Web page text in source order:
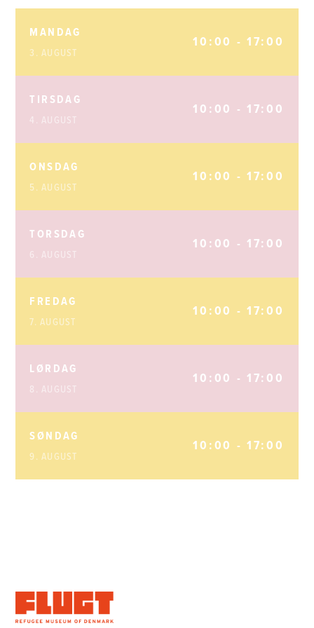
MANDAG
3. AUGUST
10:00 - 17:00
TIRSDAG
4. AUGUST
10:00 - 17:00
ONSDAG
5. AUGUST
10:00 - 17:00
TORSDAG
6. AUGUST
10:00 - 17:00
FREDAG
7. AUGUST
10:00 - 17:00
LØRDAG
8. AUGUST
10:00 - 17:00
SØNDAG
9. AUGUST
10:00 - 17:00